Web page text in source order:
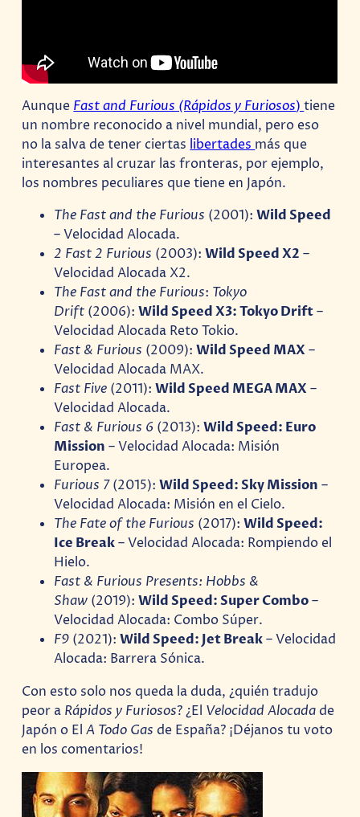
Aunque Fast and Furious (Rápidos y Furiosos)tiene
un nombre reconocido a nivel mundial, pero eso
no la salva de tener ciertas libertades más que
interesantes al cruzar las fronteras, por ejemplo,
los nombres peculiares que tiene en Japón.
The Fast and the Furious (2001):Wild Speed
– Velocidad Alocada.
2 Fast 2 Furious (2003):Wild Speed X2 –
Velocidad Alocada X2.
The Fast and the Furious: Tokyo
Drift (2006):Wild Speed X3: Tokyo Drift–
Velocidad Alocada Reto Tokio.
Fast & Furious (2009):Wild Speed MAX –
Velocidad Alocada MAX.
Fast Five (2011):Wild Speed MEGA MAX –
Velocidad Alocada.
Fast & Furious 6 (2013):Wild Speed: Euro
Mission – Velocidad Alocada: Misión
Europea.
Furious 7(2015):Wild Speed: Sky Mission –
Velocidad Alocada: Misión en el Cielo.
The Fate of the Furious (2017):Wild Speed:
Ice Break– Velocidad Alocada: Rompiendo el
Hielo.
Fast & Furious Presents: Hobbs &
Shaw (2019):Wild Speed: Super Combo–
Velocidad Alocada: Combo Súper.
F9 (2021):Wild Speed: Jet Break– Velocidad
Alocada: Barrera Sónica.
Con esto solo nos queda la duda, ¿quién tradujo
peor a Rápidos y Furiosos? ¿El Velocidad Alocadade
Japón o ElA Todo Gas de España? ¡Déjanos tu voto
en los comentarios!